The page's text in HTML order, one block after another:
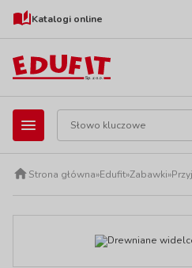
Katalogi online
Strona główna»Edufit»Zabawki»